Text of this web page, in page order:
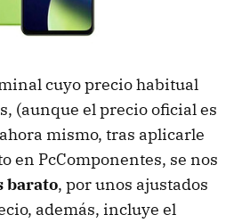
cuyo precio habitual
(aunque el precio oficial es
mismo, tras aplicarle
en PcComponentes, se nos
barato, por unos ajustados
además, incluye el